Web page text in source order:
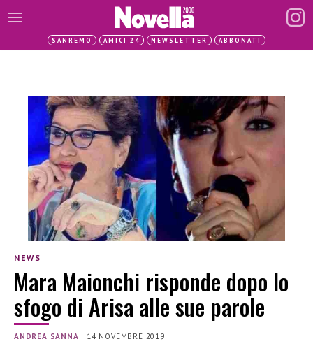
SANREMO AMICI 24 NEWSLETTER ABBONATI
NEWS
Mara Maionchi risponde dopo lo
sfogo di Arisa alle sue parole
ANDREA SANNA | 14 NOVEMBRE 2019